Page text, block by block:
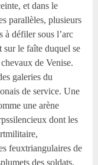
et dans le
parallèles, plusieurs
à défiler sous l’arc
le faîte duquel se
de Venise.
galeries du
de service. Une
une arène
dont les
feuxtriangulaires de
des soldats,